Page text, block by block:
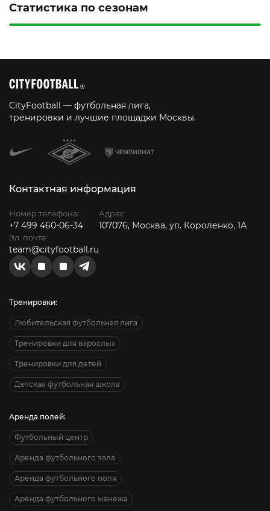
Статистика по сезонам
CityFootball — футбольная лига,
тренировки и лучшие площадки Москвы.
Контактная информация
Номер телефона:
+7 499 460-06-34
Эл. почта:
team@cityfootball.ru
Адрес:
107076, Москва, ул. Короленко, 1А
Тренировки:
Любительская футбольная лига
Тренировки для взрослых
Тренировки для детей
Детская футбольная школа
Аренда полей:
Футбольный центр
Аренда футбольного зала
Аренда футбольного поля
Аренда футбольного манежа